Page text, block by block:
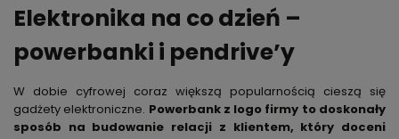
Elektronika na co dzień –
powerbanki i pendrive’y
W dobie cyfrowej coraz większą popularnością cieszą się
gadżety elektroniczne. Powerbank z logo firmy to doskonały
sposób na budowanie relacji z klientem, który doceni